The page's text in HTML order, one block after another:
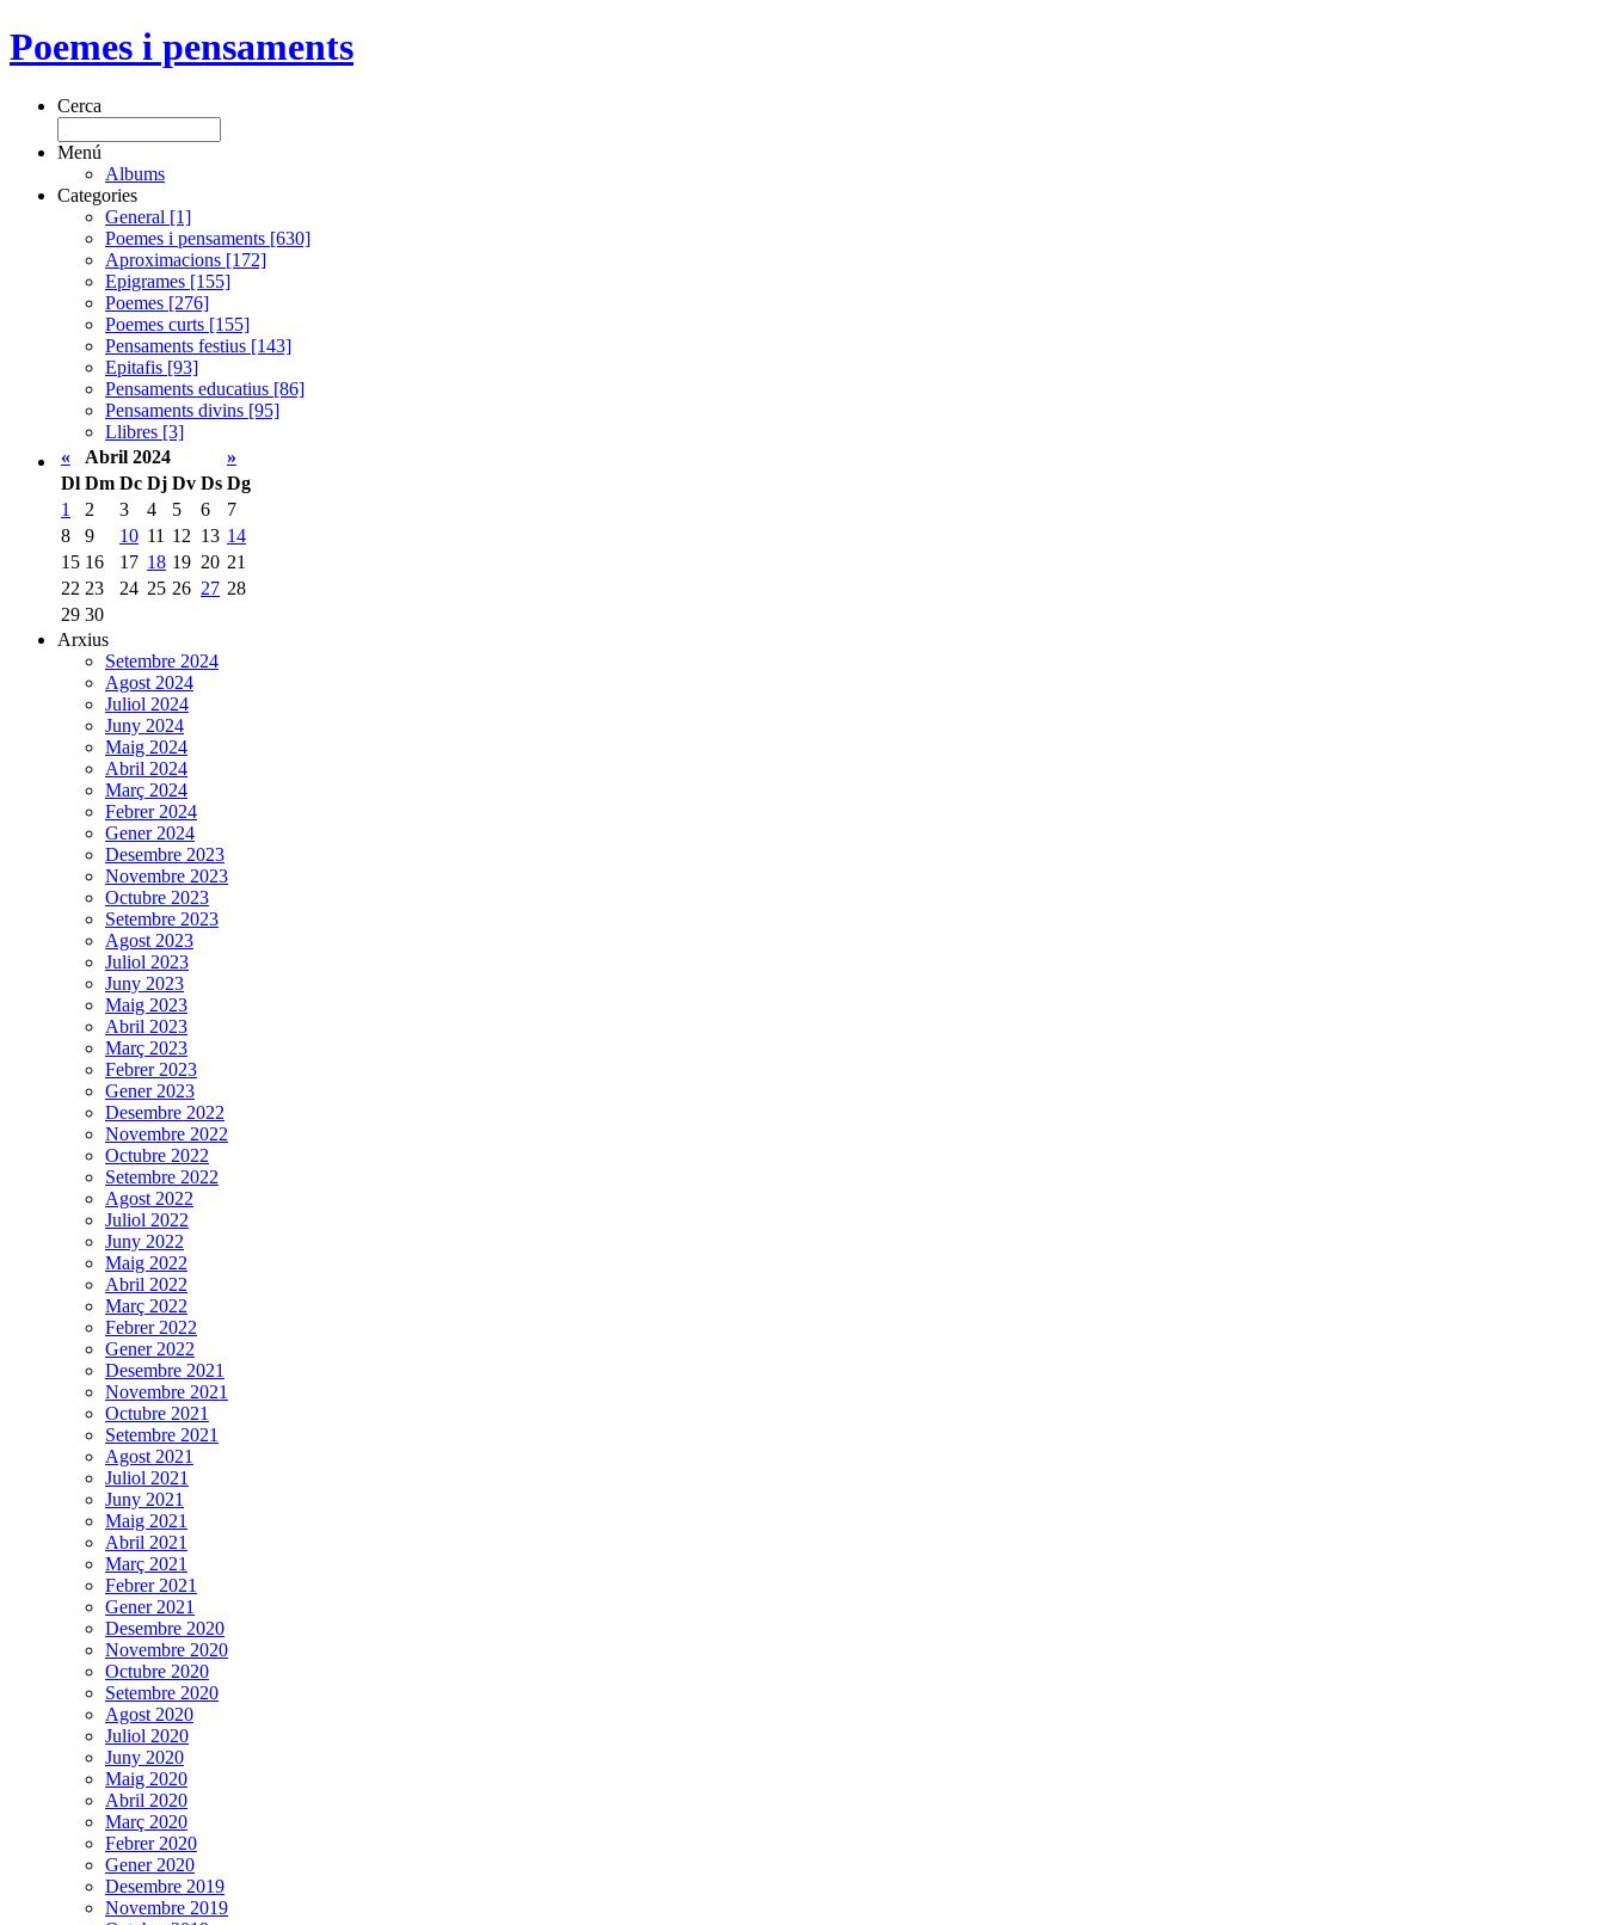
Poemes i pensaments
Cerca
Menú
Albums
Categories
General [1]
Poemes i pensaments [630]
Aproximacions [172]
Epigrames [155]
Poemes [276]
Poemes curts [155]
Pensaments festius [143]
Epitafis [93]
Pensaments educatius [86]
Pensaments divins [95]
Llibres [3]
«
Abril 2024
»
Dl Dm Dc Dj Dv Ds Dg
1
2 3 4 5 6
7
8
9 10 11 12 13 14
15 16 17 18 19 20 21
22 23 24 25 26 27 28
29 30
Arxius
Setembre 2024
Agost 2024
Juliol 2024
Juny 2024
Maig 2024
Abril 2024
Març 2024
Febrer 2024
Gener 2024
Desembre 2023
Novembre 2023
Octubre 2023
Setembre 2023
Agost 2023
Juliol 2023
Juny 2023
Maig 2023
Abril 2023
Març 2023
Febrer 2023
Gener 2023
Desembre 2022
Novembre 2022
Octubre 2022
Setembre 2022
Agost 2022
Juliol 2022
Juny 2022
Maig 2022
Abril 2022
Març 2022
Febrer 2022
Gener 2022
Desembre 2021
Novembre 2021
Octubre 2021
Setembre 2021
Agost 2021
Juliol 2021
Juny 2021
Maig 2021
Abril 2021
Març 2021
Febrer 2021
Gener 2021
Desembre 2020
Novembre 2020
Octubre 2020
Setembre 2020
Agost 2020
Juliol 2020
Juny 2020
Maig 2020
Abril 2020
Març 2020
Febrer 2020
Gener 2020
Desembre 2019
Novembre 2019